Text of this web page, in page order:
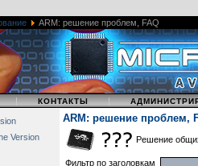
ARM: решение проблем, FAQ
| КОНТАКТЫ |
Version
ARM: решение проблем,
Решение
Фильтр по заголовкам